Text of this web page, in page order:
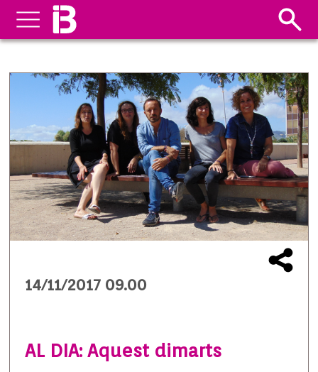
14/11/2017 09.00
AL DIA: Aquest dimarts